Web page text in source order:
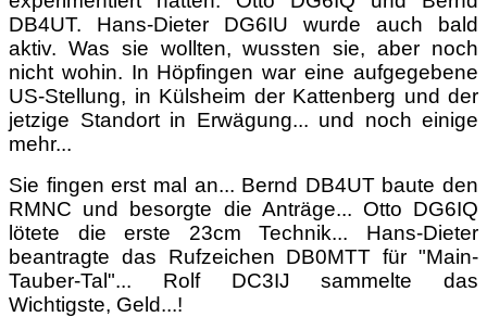
DB4UT. Hans-Dieter DG6IU wurde auch bald
aktiv. Was sie wollten, wussten sie, aber noch
nicht wohin. In Höpfingen war eine aufgegebene
US-Stellung, in Külsheim der Kattenberg und der
jetzige Standort in Erwägung... und noch einige
mehr...
Sie fingen erst mal an... Bernd DB4UT baute den
RMNC und besorgte die Anträge... Otto DG6IQ
lötete die erste 23cm Technik... Hans-Dieter
beantragte das Rufzeichen DB0MTT für "Main-
Tauber-Tal"... Rolf DC3IJ sammelte das
Wichtigste, Geld...!